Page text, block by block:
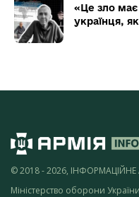
«Це зло має
українця,
© 2018 - 2026,
Міністерство оборони України